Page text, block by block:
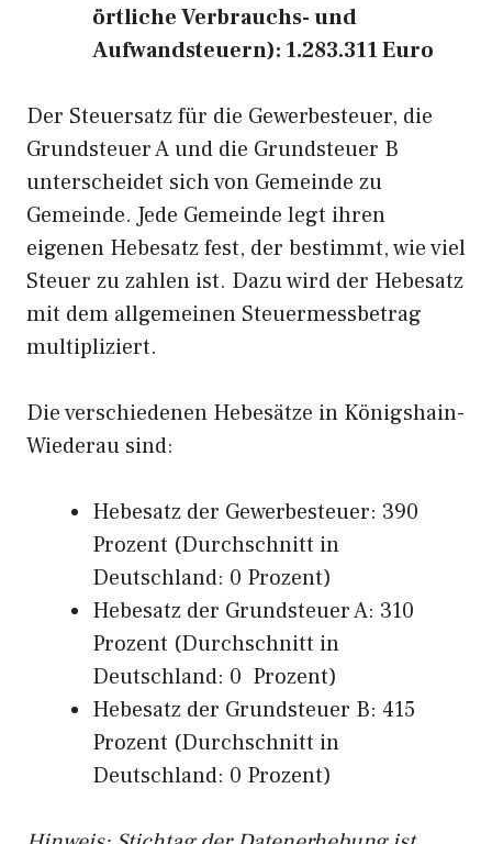
örtliche Verbrauchs- und
Aufwandsteuern): 1.283.311 Euro
Der Steuersatz für die Gewerbesteuer, die
Grundsteuer A und die Grundsteuer B
unterscheidet sich von Gemeinde zu
Gemeinde. Jede Gemeinde legt ihren
eigenen Hebesatz fest, der bestimmt, wie viel
Steuer zu zahlen ist. Dazu wird der Hebesatz
mit dem allgemeinen Steuermessbetrag
multipliziert.
Die verschiedenen Hebesätze in Königshain-
Wiederau sind:
Hebesatz der Gewerbesteuer: 390
Prozent (Durchschnitt in
Deutschland: 0 Prozent)
Hebesatz der Grundsteuer A: 310
Prozent (Durchschnitt in
Deutschland: 0 Prozent)
Hebesatz der Grundsteuer B: 415
Prozent (Durchschnitt in
Deutschland: 0 Prozent)